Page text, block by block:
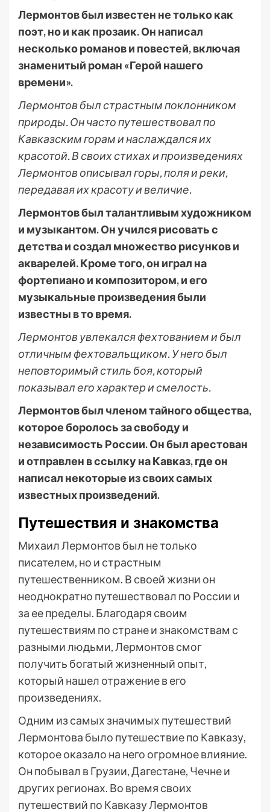
Лермонтов был известен не только как
поэт, но и как прозаик. Он написал
несколько романов и повестей, включая
знаменитый роман «Герой нашего
времени».
Лермонтов был страстным поклонником
природы. Он часто путешествовал по
Кавказским горам и наслаждался их
красотой. В своих стихах и произведениях
Лермонтов описывал горы, поля и реки,
передавая их красоту и величие.
Лермонтов был талантливым художником
и музыкантом. Он учился рисовать с
детства и создал множество рисунков и
акварелей. Кроме того, он играл на
фортепиано и композитором, и его
музыкальные произведения были
известны в то время.
Лермонтов увлекался фехтованием и был
отличным фехтовальщиком. У него был
неповторимый стиль боя, который
показывал его характер и смелость.
Лермонтов был членом тайного общества,
которое боролось за свободу и
независимость России. Он был арестован
и отправлен в ссылку на Кавказ, где он
написал некоторые из своих самых
известных произведений.
Путешествия и знакомства
Михаил Лермонтов был не только
писателем, но и страстным
путешественником. В своей жизни он
неоднократно путешествовал по России и
за ее пределы. Благодаря своим
путешествиям по стране и знакомствам с
разными людьми, Лермонтов смог
получить богатый жизненный опыт,
который нашел отражение в его
произведениях.
Одним из самых значимых путешествий
Лермонтова было путешествие по Кавказу,
которое оказало на него огромное влияние.
Он побывал в Грузии, Дагестане, Чечне и
других регионах. Во время своих
путешествий по Кавказу Лермонтов